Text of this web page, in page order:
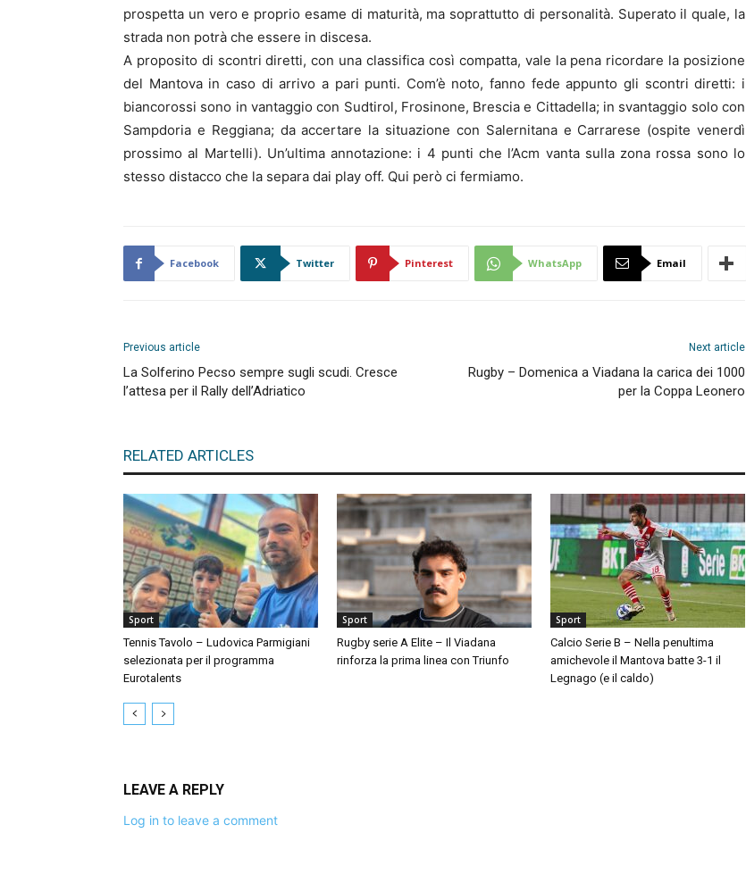
prospetta un vero e proprio esame di maturità, ma soprattutto di personalità. Superato il quale, la
strada non potrà che essere in discesa.
A proposito di scontri diretti, con una classifica così compatta, vale la pena ricordare la posizione
del Mantova in caso di arrivo a pari punti. Com’è noto, fanno fede appunto gli scontri diretti: i
biancorossi sono in vantaggio con Sudtirol, Frosinone, Brescia e Cittadella; in svantaggio solo con
Sampdoria e Reggiana; da accertare la situazione con Salernitana e Carrarese (ospite venerdì
prossimo al Martelli). Un’ultima annotazione: i 4 punti che l’Acm vanta sulla zona rossa sono lo
stesso distacco che la separa dai play off. Qui però ci fermiamo.
Facebook Twitter Pinterest WhatsApp Email
Previous article
La Solferino Pecso sempre sugli scudi. Cresce
l’attesa per il Rally dell’Adriatico
Next article
Rugby – Domenica a Viadana la carica dei 1000
per la Coppa Leonero
RELATED ARTICLES
Sport
Tennis Tavolo – Ludovica Parmigiani
selezionata per il programma
Eurotalents
Sport
Rugby serie A Elite – Il Viadana
rinforza la prima linea con Triunfo
Sport
Calcio Serie B – Nella penultima
amichevole il Mantova batte 3-1 il
Legnago (e il caldo)
LEAVE A REPLY
Log in to leave a comment